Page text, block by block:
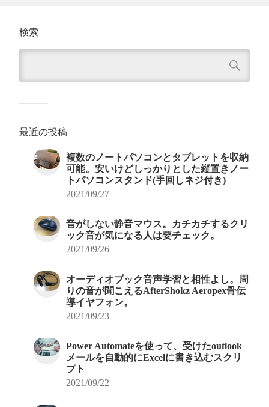
検索
最近の投稿
複数のノートパソコンとタブレットを収納
可能。安いけどしっかりとした縦置きノー
トパソコンスタンド(手回しネジ付き)
2021/09/27
音がしない静音マウス。カチカチするクリ
ック音が気になる人は要チェック。
2021/09/26
オーディオブック音声学習と相性よし。周
りの音が聞こえるAfterShokz Aeropex骨伝
導イヤフォン。
2021/09/23
Power Automateを使って、受けたoutlook
メールを自動的にExcelに書き込むスクリ
プト
2021/09/22